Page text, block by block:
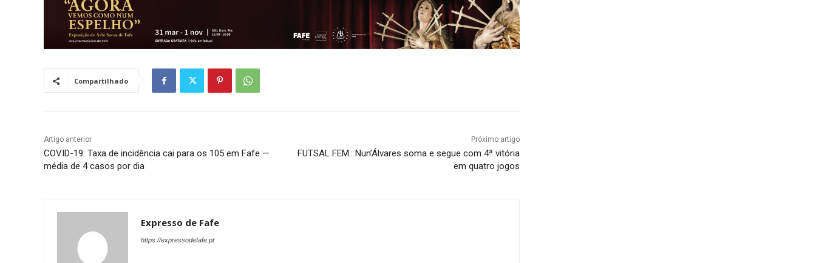
Compartilhado
Artigo anterior
COVID-19: Taxa de incidência cai para os 105 em Fafe —
média de 4 casos por dia
Próximo artigo
FUTSAL FEM.: Nun’Álvares soma e segue com 4ª vitória
em quatro jogos
Expresso de Fafe
https://expressodefafe.pt